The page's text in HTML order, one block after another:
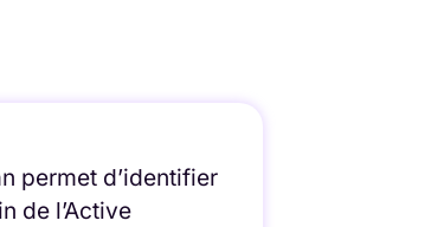
permet d’identifier
de l’Active